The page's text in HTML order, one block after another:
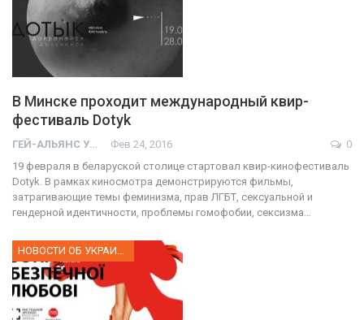
В Минске проходит международный квир-
фестиваль Dotyk
ГЕЙ-АЛЬЯНС УКРАИНА Фев 24, 2016
0
19 февраля в беларуской столице стартовал квир-кинофестиваль
Dotyk. В рамках киносмотра демонстрируются фильмы,
затрагивающие темы феминизма, прав ЛГБТ, сексуальной и
гендерной идентичности, проблемы гомофобии, сексизма…
НОВОСТИ ОБ УКРАИНЕ